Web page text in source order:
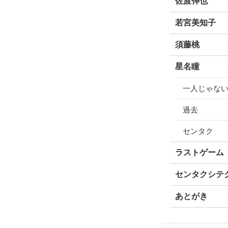
若宮美知子
須藤桃
星名瞳
一人じゃない
過去
センタク
ラストゲーム
センタクシテ
あとがき